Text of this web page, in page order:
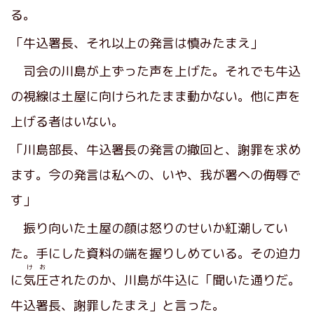
る。
「牛込署長、それ以上の発言は慎みたまえ」
司会の川島が上ずった声を上げた。それでも牛込
の視線は土屋に向けられたまま動かない。他に声を
上げる者はいない。
「川島部長、牛込署長の発言の撤回と、謝罪を求め
ます。今の発言は私への、いや、我が署への侮辱で
す」
振り向いた土屋の顔は怒りのせいか紅潮してい
た。手にした資料の端を握りしめている。その迫力
に気圧
けお
されたのか、川島が牛込に「聞いた通りだ。
牛込署長、謝罪したまえ」と言った。